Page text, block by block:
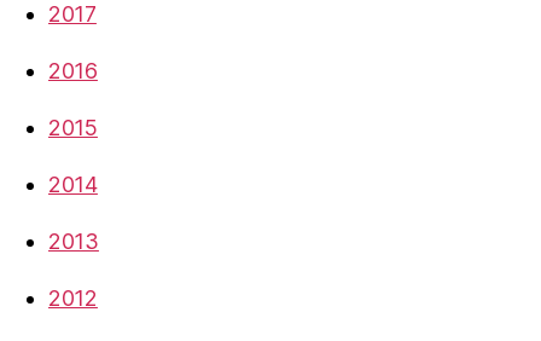
2017
2016
2015
2014
2013
2012